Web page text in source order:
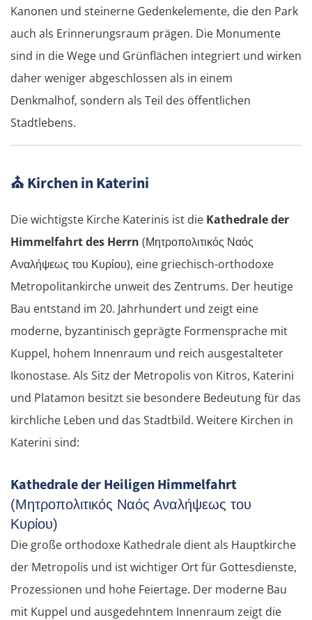
Kanonen und steinerne Gedenkelemente, die den Park
auch als Erinnerungsraum prägen. Die Monumente
sind in die Wege und Grünflächen integriert und wirken
daher weniger abgeschlossen als in einem
Denkmalhof, sondern als Teil des öffentlichen
Stadtlebens.
⛪Kirchen in Katerini
Die wichtigste Kirche Katerinis ist die Kathedrale der
Himmelfahrt des Herrn (Μητροπολιτικός Ναός
Αναλήψεως του Κυρίου), eine griechisch-orthodoxe
Metropolitankirche unweit des Zentrums. Der heutige
Bau entstand im 20. Jahrhundert und zeigt eine
moderne, byzantinisch geprägte Formensprache mit
Kuppel, hohem Innenraum und reich ausgestalteter
Ikonostase. Als Sitz der Metropolis von Kitros, Katerini
und Platamon besitzt sie besondere Bedeutung für das
kirchliche Leben und das Stadtbild. Weitere Kirchen in
Katerini sind:
Kathedrale der Heiligen Himmelfahrt
(Μητροπολιτικός Ναός Αναλήψεως του
Κυρίου)
Die große orthodoxe Kathedrale dient als Hauptkirche
der Metropolis und ist wichtiger Ort für Gottesdienste,
Prozessionen und hohe Feiertage. Der moderne Bau
mit Kuppel und ausgedehntem Innenraum zeigt die